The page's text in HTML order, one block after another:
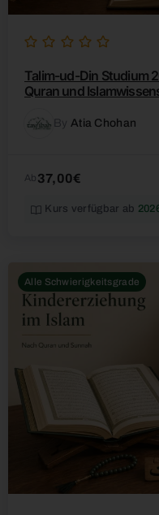
Talim-ud-Din Studium
Quran und
By Atia Chohan
Ab 37,00€
Kurs verfügbar ab
Alle Schwierigkeitsgrade